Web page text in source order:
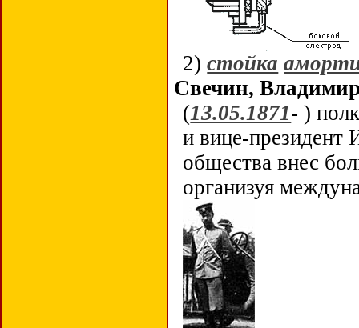
2)стойка
Свечин,
(13.05.1871- )
и вице-президент
общества внес
организуя